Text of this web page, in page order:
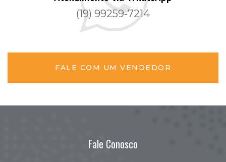
(19) 99259-7214
FALE COM UM VENDEDOR
Fale Conosco